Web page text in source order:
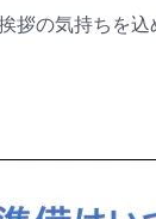
拶の気持ちを